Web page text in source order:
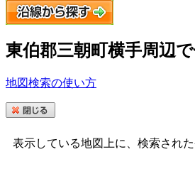
東伯郡三朝町横手周辺で
地図検索の使い方
表示している地図上に、検索され